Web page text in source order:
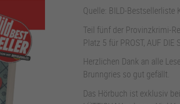
Quelle: BILD-Bestsellerliste
Teil fünf der Provinzkrimi-
Platz 5 für PROST, AUF DIE
Herzlichen Dank an alle
Brunngries so gut gefällt.
Das Hörbuch ist exklusiv